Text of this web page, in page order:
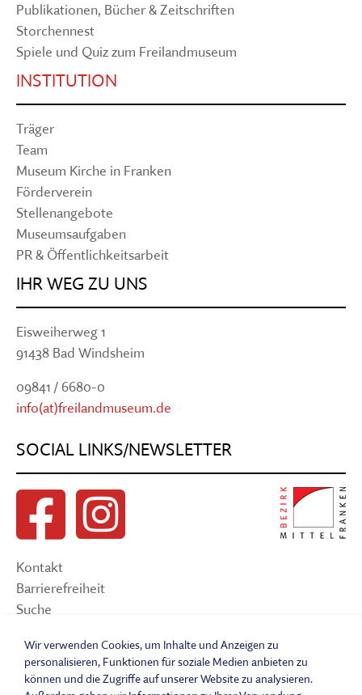
Publikationen, Bücher & Zeitschriften
Storchennest
Spiele und Quiz zum Freilandmuseum
INSTITUTION
Träger
Team
Museum Kirche in Franken
Förderverein
Stellenangebote
Museumsaufgaben
PR & Öffentlichkeitsarbeit
IHR WEG ZU UNS
Eisweiherweg 1
91438 Bad Windsheim
09841 / 6680-0
info(at)freilandmuseum.de
SOCIAL LINKS/NEWSLETTER
Kontakt
Barrierefreiheit
Suche
Impressum
Datenschutzerklärung
Wir verwenden Cookies, um Inhalte und Anzeigen zu
personalisieren, Funktionen für soziale Medien anbieten zu
können und die Zugriffe auf unserer Website zu analysieren.